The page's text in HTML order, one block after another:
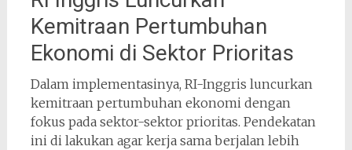
Kemitraan Pertumbuhan
Ekonomi di Sektor Prioritas
Dalam implementasinya, RI-Inggris luncurkan
kemitraan pertumbuhan ekonomi dengan
fokus pada sektor-sektor prioritas. Pendekatan
ini di lakukan agar kerja sama berjalan lebih